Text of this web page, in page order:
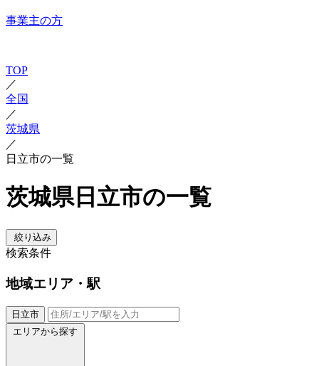
事業主の方
TOP
／
全国
／
茨城県
／
日立市の一覧
茨城県日立市の一覧
絞り込み
検索条件
地域エリア・駅
日立市
エリアから探す